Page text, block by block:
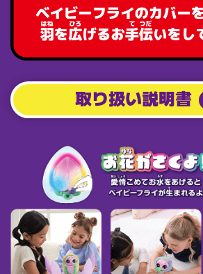
取り扱い説明書